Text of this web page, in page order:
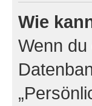
Wie
Wenn